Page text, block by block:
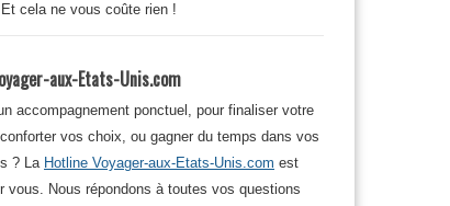
cela ne vous coûte rien !
aux-Etats-Unis.com
accompagnement ponctuel, pour finaliser votre
vos choix, ou gagner du temps dans vos
? La Hotline Voyager-aux-Etats-Unis.com est
vous. Nous répondons à toutes vos questions